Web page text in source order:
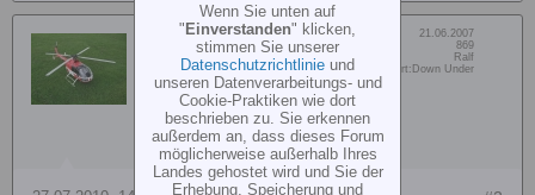
Member
Dabei seit:
21.06.2007
869
Vorname:
Ralf
Wohn/Flugort: Down Under
Wenn Sie unten auf
"Einverstanden" klicken,
stimmen Sie unserer
Datenschutzrichtlinie und
unseren Datenverarbeitungs- und
Cookie-Praktiken wie dort
beschrieben zu. Sie erkennen
außerdem an, dass dieses Forum
möglicherweise außerhalb Ihres
Landes gehostet wird und Sie der
Erhebung, Speicherung und